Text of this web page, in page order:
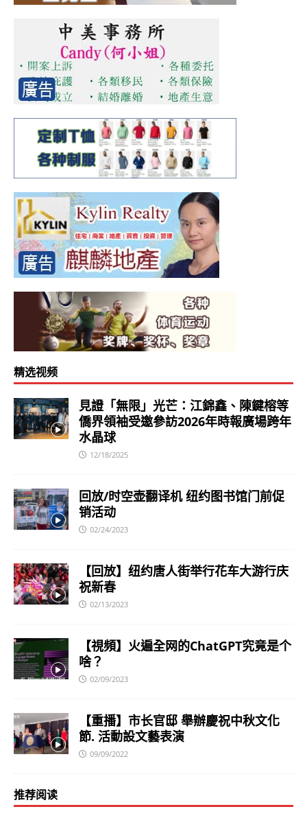
精选视频
見證「無限」光芒：江錦鑫、陳鍵榕等
僑界領袖受邀參訪2026年時報廣場跨年
水晶球
12/18/2025
回放/时空壶翻译机 纽约图书馆门前促
销活动
02/24/2023
【回放】纽约唐人街举行花车大游行庆
祝新春
02/13/2023
【視頻】火遍全网的ChatGPT究竟是个
啥？
02/09/2023
【重播】市长官邸 舉辦慶祝中秋文化
節. 活動設文藝表演
09/09/2022
推荐阅读